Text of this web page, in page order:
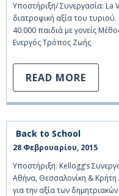
Υποστήριξη/ Συνεργασία: La
διατροφική αξία του
40.000 παιδιά με γονείς
Ενεργός Τρόπος Ζωής
READ MORE
Back to School
28 Φεβρουαρίου, 2015
Υποστήριξη: Kellogg’s
Αθήνα, Θεσσαλονίκη & Κρήτη
για την αξία των